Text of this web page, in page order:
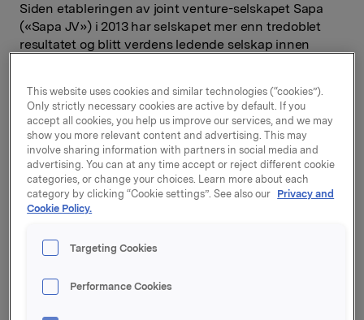
Siden etableringen av joint venture-selskapet Sapa
(«Sapa JV») i 2013 har selskapet mer enn tredoblet
resultatet og blitt verdens ledende selskap innen
som den gang ble inngått mellom Orkla og Hydro
inneholdt bestemmelser om felles eierskap i minst tre
år.
«Etter mer enn tre års vellykket samarbeid er det nå et
naturlig tidspunkt for Orkla å overlate eierskapet til
Hydro. Etableringen av Sapa JV har vært en
god industriell plattform for videre utvikling. For Orkla
er salget en naturlig konsekvens av vår strategi om å
bli et rendyrket merkevareselskap», sier konsernsjef
Peter A. Ruzicka.
This website uses cookies and similar technologies (“cookies”).
Only strictly necessary cookies are active by default. If you
accept all cookies, you help us improve our services, and we may
show you more relevant content and advertising. This may
involve sharing information with partners in social media and
advertising. You can at any time accept or reject different cookie
categories, or change your choices. Learn more about each
category by clicking “Cookie settings”. See also our Privacy and
Cookie Policy.
Targeting Cookies
Performance Cookies